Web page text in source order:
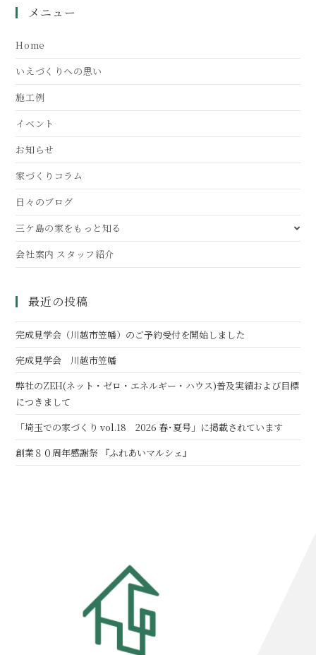
メニュー
Home
いえづくりへの思い
施工例
イベント
お知らせ
家づくりコラム
日々のブログ
三ケ島の家をもっと知る
会社案内 スタッフ紹介
最近の投稿
完成見学会（川越市笠幡）のご予約受付を開始しました
完成見学会 川越市笠幡
弊社のZEH(ネット・ゼロ・エネルギー・ハウス)普及実績および目標
につきまして
「埼玉での家づくり vol.18 2026 春･夏号」に掲載されています
創業８０周年感謝祭 『ふれあいマルシェ』